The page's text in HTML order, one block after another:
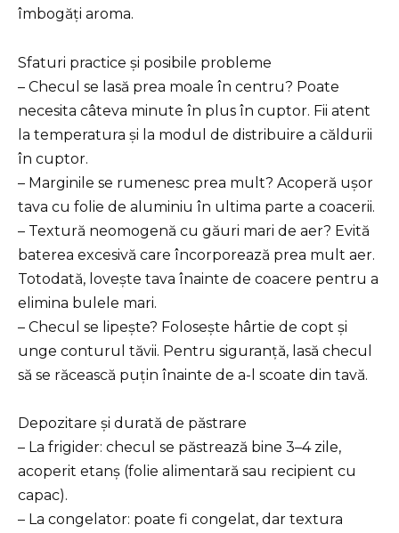
îmbogăți aroma.
Sfaturi practice și posibile probleme
– Checul se lasă prea moale în centru? Poate
necesita câteva minute în plus în cuptor. Fii atent
la temperatura și la modul de distribuire a căldurii
în cuptor.
– Marginile se rumenesc prea mult? Acoperă ușor
tava cu folie de aluminiu în ultima parte a coacerii.
– Textură neomogenă cu găuri mari de aer? Evită
baterea excesivă care încorporează prea mult aer.
Totodată, lovește tava înainte de coacere pentru a
elimina bulele mari.
– Checul se lipește? Folosește hârtie de copt și
unge conturul tăvii. Pentru siguranță, lasă checul
să se răcească puțin înainte de a-l scoate din tavă.
Depozitare și durată de păstrare
– La frigider: checul se păstrează bine 3–4 zile,
acoperit etanș (folie alimentară sau recipient cu
capac).
– La congelator: poate fi congelat, dar textura